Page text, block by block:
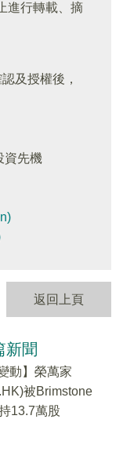
進行轉載、摘
及授權後，
資先機
返回上頁
新聞
動】榮萬家
被Brimstone
13.7萬股